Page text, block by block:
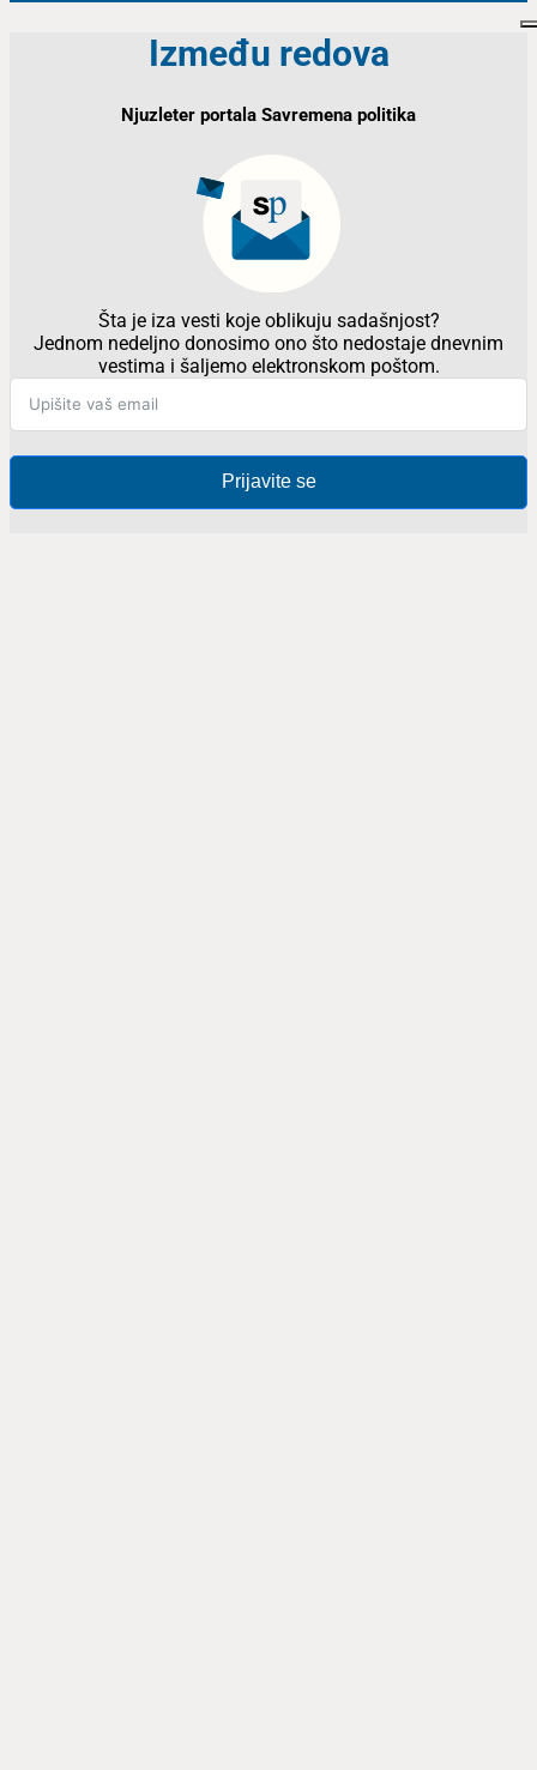
Između redova
Njuzleter portala Savremena politika
Šta je iza vesti koje oblikuju sadašnjost?
Jednom nedeljno donosimo ono što nedostaje dnevnim
vestima i šaljemo elektronskom poštom.
Prijavite se